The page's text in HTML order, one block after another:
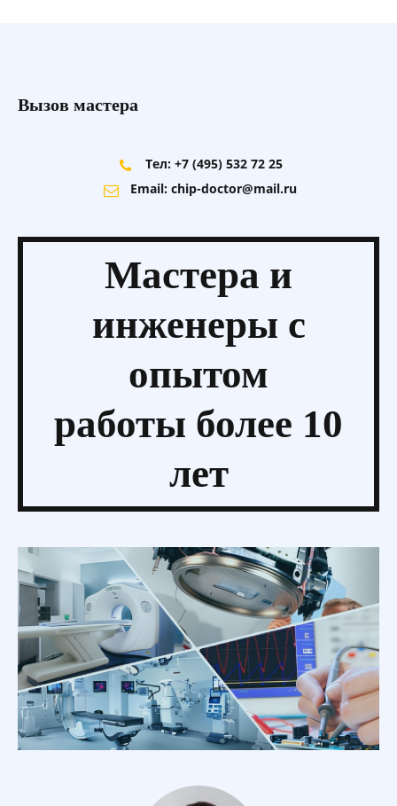
Вызов мастера
Тел: +7 (495) 532 72 25
Email: chip-doctor@mail.ru
Мастера и
инженеры с
опытом
работы более 10
лет